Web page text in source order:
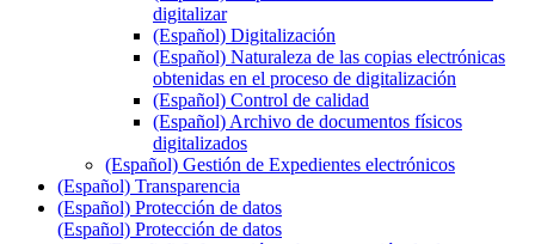
digitalizar
(Español) Digitalización
(Español) Naturaleza de las copias electrónicas
obtenidas en el proceso de digitalización
(Español) Control de calidad
(Español) Archivo de documentos físicos
digitalizados
(Español) Gestión de Expedientes electrónicos
(Español) Transparencia
(Español) Protección de datos
(Español) Protección de datos